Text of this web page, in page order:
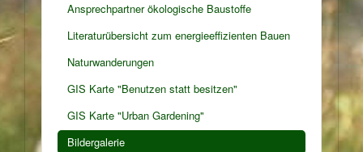
Ansprechpartner ökologische Baustoffe
Literaturübersicht zum energieeffizienten Bauen
Naturwanderungen
GIS Karte "Benutzen statt besitzen"
GIS Karte "Urban Gardening"
Bildergalerie